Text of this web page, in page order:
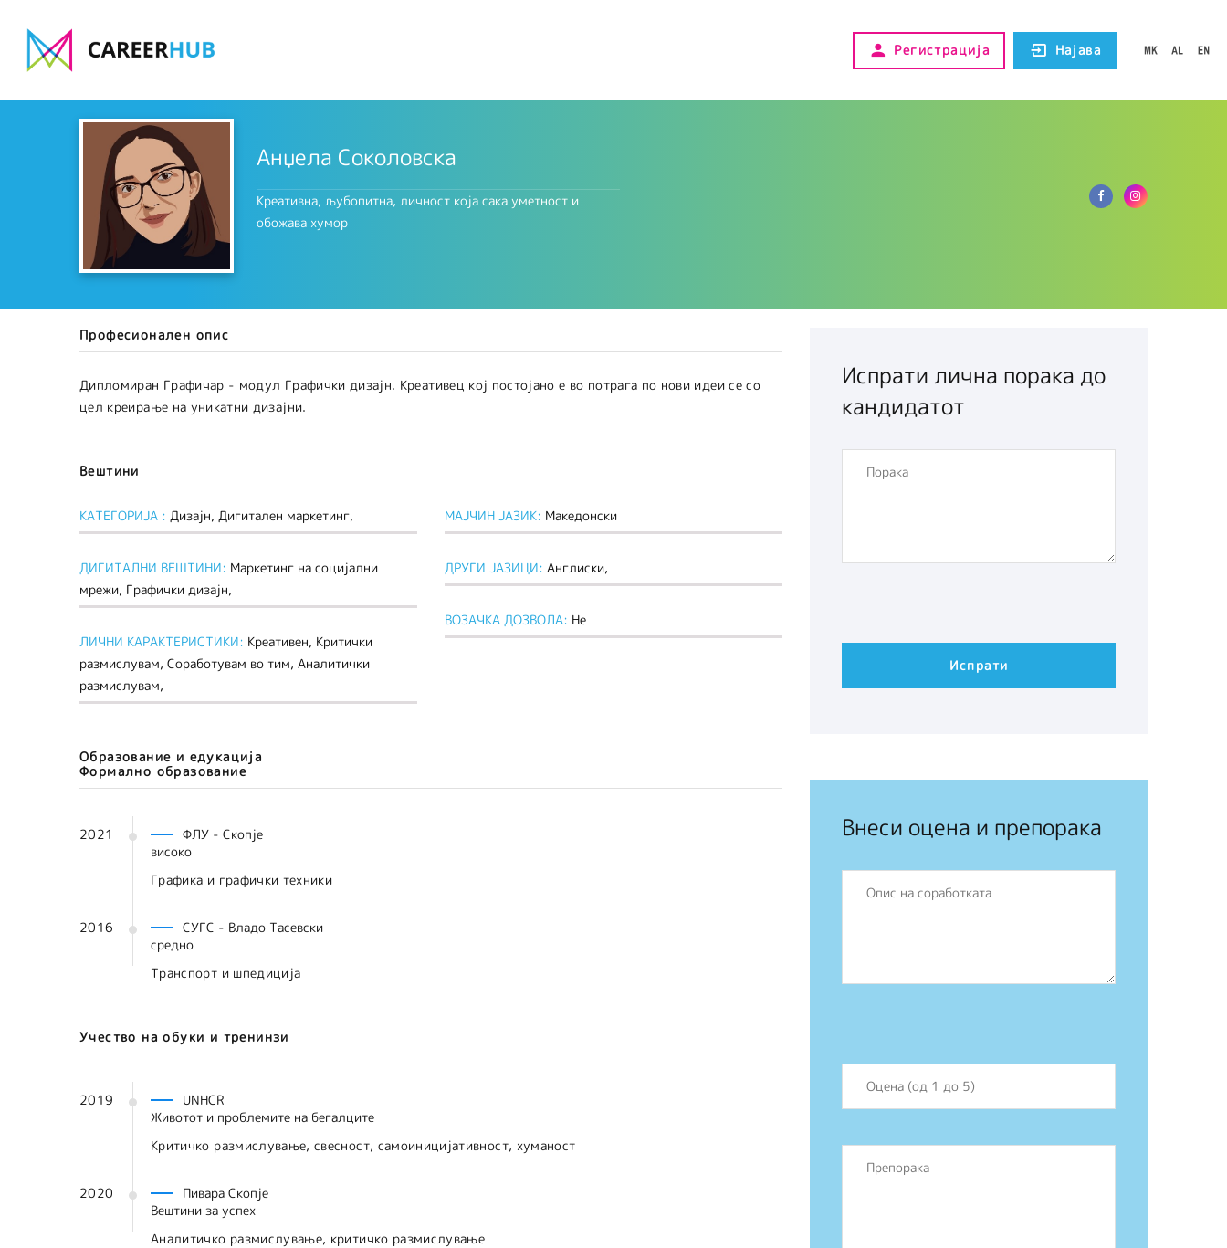
Регистрација Најава
Анџела Соколовска
Креативна, љубопитна, личност која сака уметност и
обожава хумор
Професионален опис
Дипломиран Графичар - модул Графички дизајн. Креативец кој постојано е во потрага по нови идеи се со
цел креирање на уникатни дизајни.
Вештини
КАТЕГОРИЈА : Дизајн, Дигитален маркетинг,
ДИГИТАЛНИ ВЕШТИНИ: Mаркетинг на социјални
мрежи, Графички дизајн,
ЛИЧНИ КАРАКТЕРИСТИКИ: Креативен, Критички
размислувам, Соработувам во тим, Аналитички
размислувам,
МАЈЧИН ЈАЗИК: Македонски
ДРУГИ ЈАЗИЦИ: Англиски,
ВОЗАЧКА ДОЗВОЛА: Не
Образование и едукација
Формално образование
2021
ФЛУ - Скопје
високо
Графика и графички техники
2016
СУГС - Владо Тасевски
средно
Транспорт и шпедиција
Учество на обуки и тренинзи
2019
UNHCR
Животот и проблемите на бегалците
Критичко размислување, свесност, самоиницијативност, хуманост
2020
Пивара Скопје
Вештини за успех
Аналитичко размислување, критичко размислување
Испрати лична порака до
кандидатот
Внеси оцена и препорака